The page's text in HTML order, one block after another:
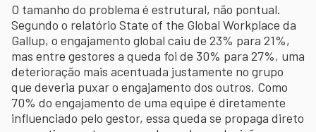
O tamanho do problema é estrutural, não pontual.
Segundo o relatório State of the Global Workplace da
Gallup, o engajamento global caiu de 23% para 21%,
mas entre gestores a queda foi de 30% para 27%, uma
deterioração mais acentuada justamente no grupo
que deveria puxar o engajamento dos outros. Como
70% do engajamento de uma equipe é diretamente
influenciado pelo gestor, essa queda se propaga direto